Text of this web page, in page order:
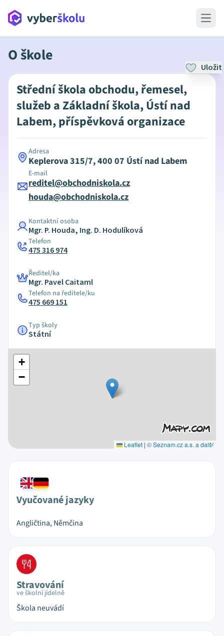
Open
O škole
Uložit
Střední škola obchodu, řemesel,
služeb a Základní škola, Ústí nad
Labem, příspěvková organizace
Adresa
Keplerova 315/7, 400 07 Ústí nad Labem
E-mail
reditel@obchodniskola.cz
houda@obchodniskola.cz
Kontaktní osoba
Mgr. P. Houda, Ing. D. Hodulíková
Telefon
475 316 974
Ředitel/ka
Mgr. Pavel Caitaml
Telefon na ředitele/ku
475 669 151
Typ školy
Státní
+
−
Leaflet | © Seznam.cz a.s. a další
Vyučované jazyky
Angličtina, Němčina
Stravování
ve školní jídelně
Škola neuvádí